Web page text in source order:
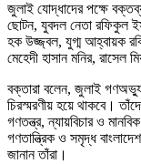
জুলাই যোদ্ধাদের পক্ষে
ছোটন, যুবদল নেতা রফিকুল
হক উজ্জ্বল, যুগ্ম আহ্বায়ক
মেহেদী হাসান মনির, রাসেল
বক্তারা বলেন, জুলাই
চিরস্মরণীয় হয়ে থাকবে।
গণতন্ত্র, ন্যায়বিচার ও
গণতান্ত্রিক ও সমৃদ্ধ
জানান তাঁরা।